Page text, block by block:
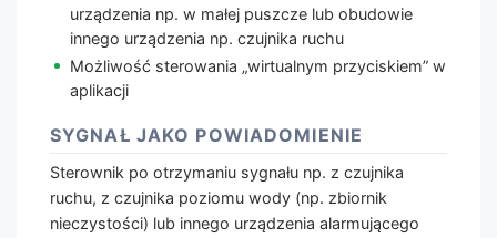
urządzenia np. w małej puszcze lub obudowie
innego urządzenia np. czujnika ruchu
Możliwość sterowania „wirtualnym przyciskiem” w
aplikacji
SYGNAŁ JAKO POWIADOMIENIE
Sterownik po otrzymaniu sygnału np. z czujnika
ruchu, z czujnika poziomu wody (np. zbiornik
nieczystości) lub innego urządzenia alarmującego